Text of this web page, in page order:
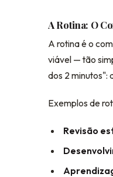
A Rotina: O
A rotina é o
viável — tão
dos 2 minutos":
Exemplos de
Revisão